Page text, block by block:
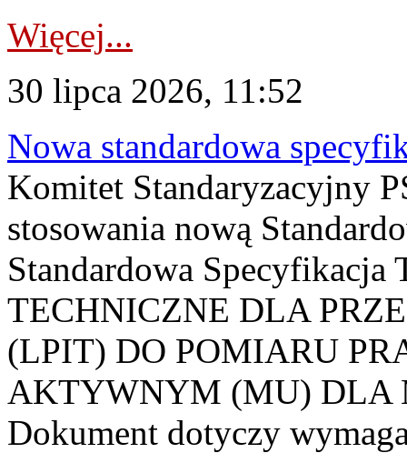
Więcej...
30 lipca 2026, 11:52
Nowa standardowa
Komitet Standaryzacyjny
stosowania nową
Standardowa
TECHNICZNE DLA
(LPIT) DO POMIARU
AKTYWNYM (MU) DLA
Dokument dotyczy